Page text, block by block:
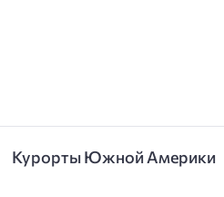
Курорты Южной Америки